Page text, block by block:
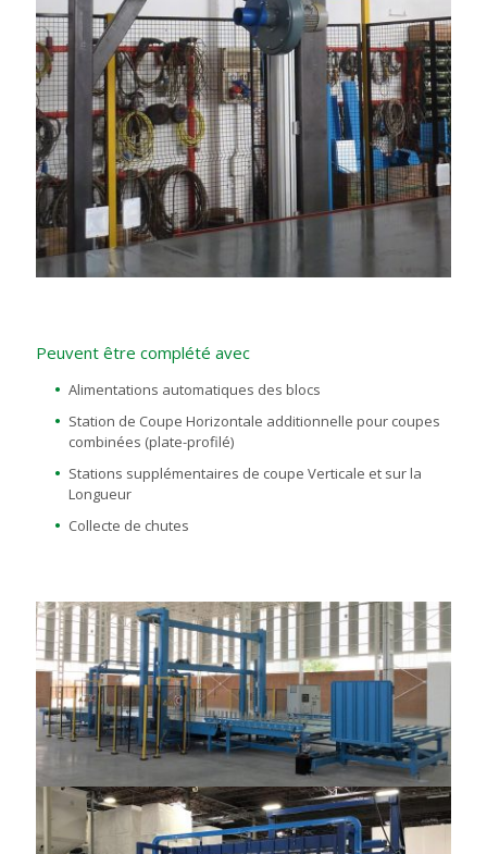
Peuvent être complété avec
Alimentations automatiques des blocs
Station de Coupe Horizontale additionnelle pour coupes
combinées (plate-profilé)
Stations supplémentaires de coupe Verticale et sur la
Longueur
Collecte de chutes